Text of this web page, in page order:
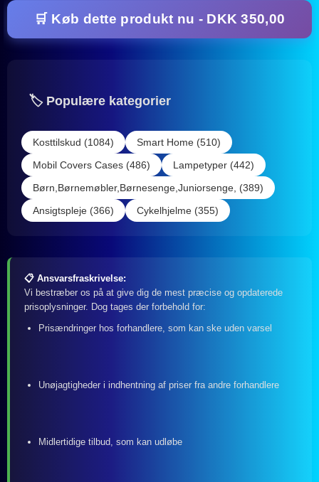
🛒 Køb dette produkt nu - DKK 350,00
🏷️ Populære kategorier
Kosttilskud (1084)
Smart Home (510)
Mobil Covers Cases (486)
Lampetyper (442)
Børn,Børnemøbler,Børnesenge,Juniorsenge, (389)
Ansigtspleje (366)
Cykelhjelme (355)
📋 Ansvarsfraskrivelse:
Vi bestræber os på at give dig de mest præcise og opdaterede
prisoplysninger. Dog tages der forbehold for:
Prisændringer hos forhandlere, som kan ske uden varsel
Unøjagtigheder i indhentning af priser fra andre forhandlere
Midlertidige tilbud, som kan udløbe